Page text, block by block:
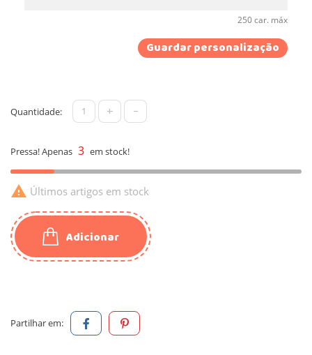
250 car. máx
Guardar personalização
Quantidade: + -
Pressa! Apenas 3 em stock!
 Últimos artigos em stock
Adicionar
Partilhar em: